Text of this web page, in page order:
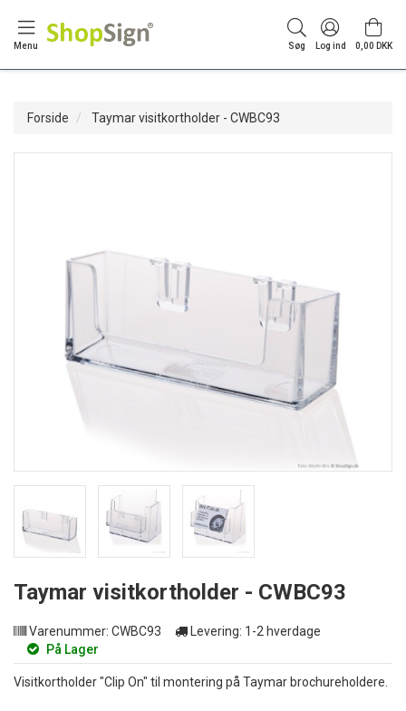
Menu Søg Log ind 0,00 DKK
Forside Taymar visitkortholder - CWBC93
Taymar visitkortholder - CWBC93
Varenummer: CWBC93 Levering: 1-2 hverdage
På Lager
Visitkortholder "Clip On" til montering på Taymar brochureholdere.